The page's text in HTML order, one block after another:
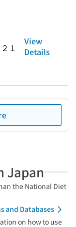
１
View
Details
Japan
the National Diet
and Databases
on how to use